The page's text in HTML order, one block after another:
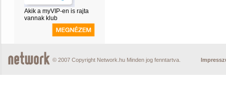
Akik a myVIP-en is rajta
vannak klub
© 2007 Copyright Network.hu Minden jog fenntartva.